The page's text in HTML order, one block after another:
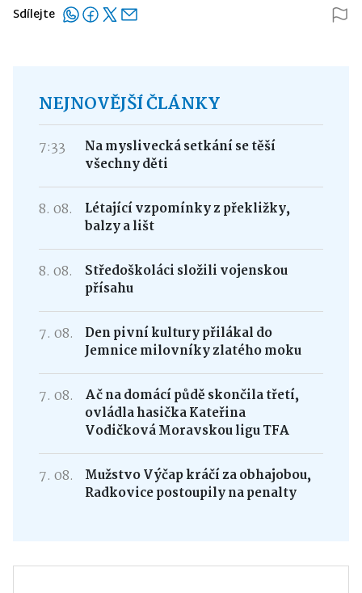
Sdílejte
NEJNOVĚJŠÍ ČLÁNKY
7:33
Na myslivecká setkání se těší
všechny děti
8. 08.
Létající vzpomínky z překližky,
balzy a lišt
8. 08.
Středoškoláci složili vojenskou
přísahu
7. 08.
Den pivní kultury přilákal do
Jemnice milovníky zlatého moku
7. 08.
Ač na domácí půdě skončila třetí,
ovládla hasička Kateřina
Vodičková Moravskou ligu TFA
7. 08.
Mužstvo Výčap kráčí za obhajobou,
Radkovice postoupily na penalty